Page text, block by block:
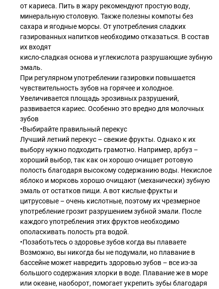
от кариеса. Пить в жару рекомендуют простую воду,
минеральную столовую. Также полезны компоты без
сахара и ягодные морсы. От употребления сладких
газированных напитков необходимо отказаться. В состав
их входят
кисло-сладкая основа и углекислота разрушающие зубную
эмаль.
При регулярном употреблении газировки повышается
чувствительность зубов на горячее и холодное.
Увеличивается площадь эрозивных разрушений,
развивается кариес. Особенно это вредно для молочных
зубов
•Выбирайте правильный перекус
Лучший летний перекус – свежие фрукты. Однако к их
выбору нужно подходить грамотно. Например, арбуз –
хороший выбор, так как он хорошо очищает ротовую
полость благодаря высокому содержанию воды. Некислое
яблоко и морковь хорошо очищают (механически) зубную
эмаль от остатков пищи. А вот кислые фрукты и
цитрусовые – очень кислотные, поэтому их чрезмерное
употребление грозит разрушением зубной эмали. После
каждого употребления этих фруктов необходимо
ополаскивать полость рта водой.
•Позаботьтесь о здоровье зубов когда вы плаваете
Возможно, вы никогда бы не подумали, но плавание в
бассейне может навредить здоровью зубов – все из-за
большого содержания хлорки в воде. Плавание же в море
или океане, наоборот, помогает укрепить зубы благодаря